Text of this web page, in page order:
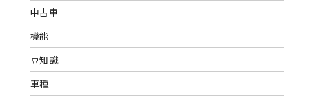
中古車
機能
豆知識
車種